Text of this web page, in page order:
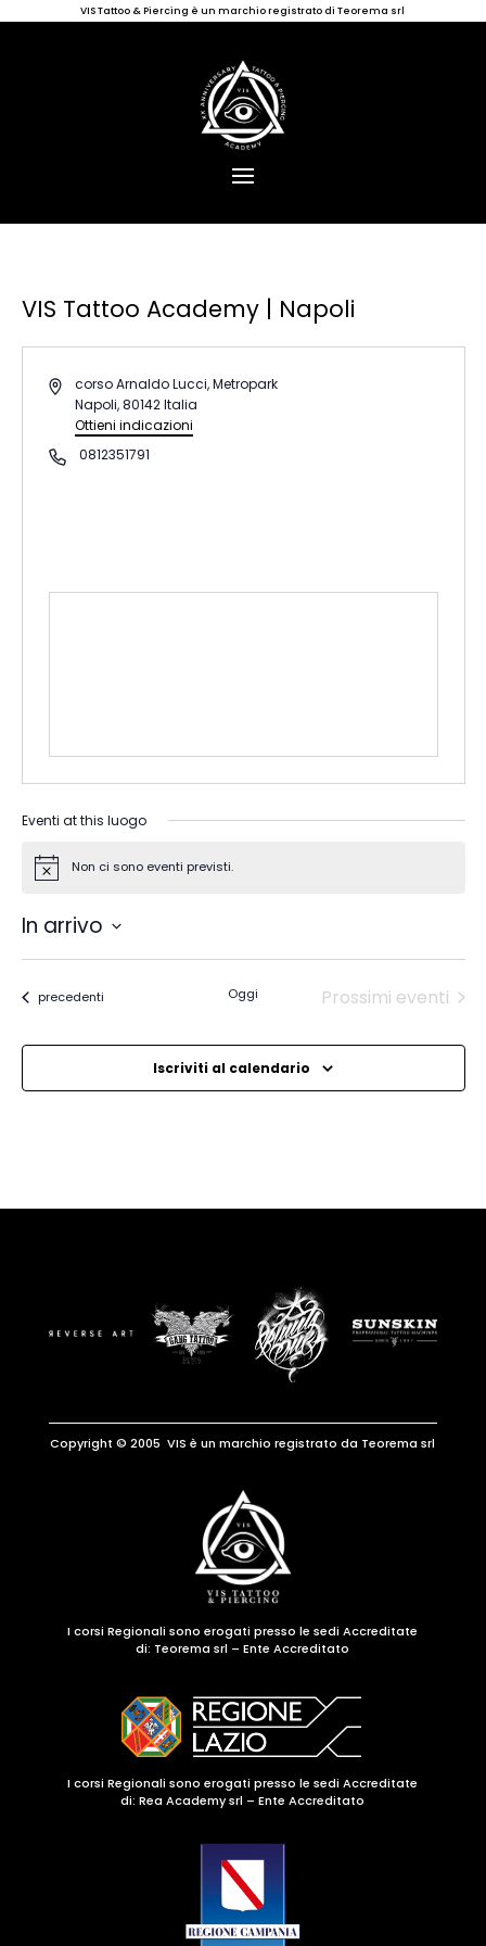
VIS Tattoo & Piercing è un marchio registrato di Teorema srl
VIS Tattoo Academy | Napoli
Indirizzocorso Arnaldo Lucci, Metropark
Napoli, 80142 Italia
Ottieni indicazioni
Telefono0812351791
Eventi at this luogo
Notice Non ci sono eventi previsti.
In arrivo
data.
Eventi
precedenti Oggi Prossimi eventi
Iscriviti al calendario
Copyright © 2005 VIS è un marchio registrato da Teorema srl
I corsi Regionali sono erogati presso le sedi Accreditate
di: Teorema srl – Ente Accreditato
I corsi Regionali sono erogati presso le sedi Accreditate
di: Rea Academy srl – Ente Accreditato